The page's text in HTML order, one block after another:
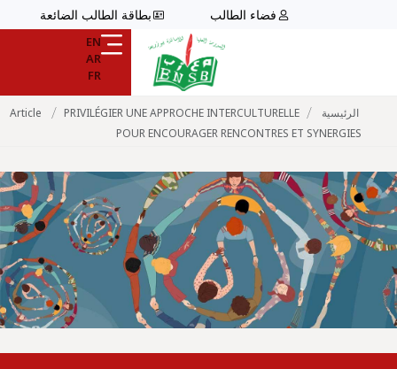
فضاء الطالب بطاقة الطالب الضائعة
EN
AR
FR
الرئيسية /
Article / PRIVILÉGIER UNE APPROCHE INTERCULTURELLE
POUR ENCOURAGER RENCONTRES ET SYNERGIES